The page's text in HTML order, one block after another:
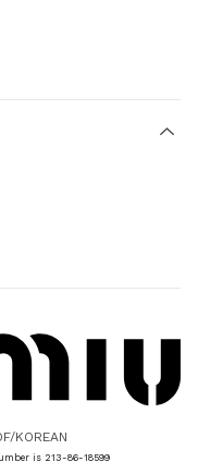
is 213-86-18599
KOREAN